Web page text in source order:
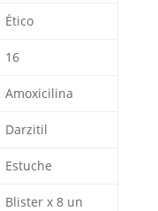
Ético
16
Amoxicilina
Darzitil
Estuche
Blister x 8 un